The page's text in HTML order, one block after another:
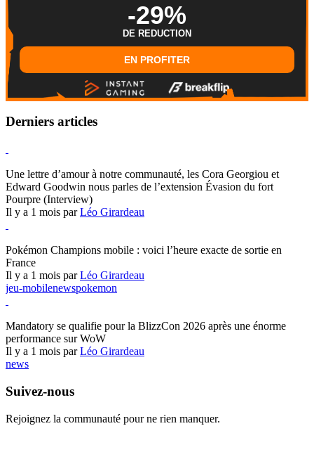
-29%
DE REDUCTION
EN PROFITER
Derniers articles
Une lettre d’amour à notre communauté, les Cora Georgiou et
Edward Goodwin nous parles de l’extension Évasion du fort
Pourpre (Interview)
Il y a 1 mois parLéo Girardeau
Pokémon Champions mobile : voici l’heure exacte de sortie en
France
Il y a 1 mois parLéo Girardeau
jeu-mobilenewspokemon
Mandatory se qualifie pour la BlizzCon 2026 après une énorme
performance sur WoW
Il y a 1 mois parLéo Girardeau
news
Suivez-nous
Rejoignez la communauté pour ne rien manquer.